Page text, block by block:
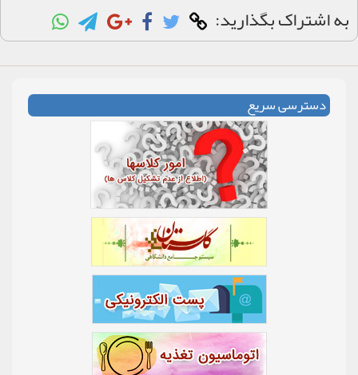
به اشتراک بگذارید:
دسترسی سریع